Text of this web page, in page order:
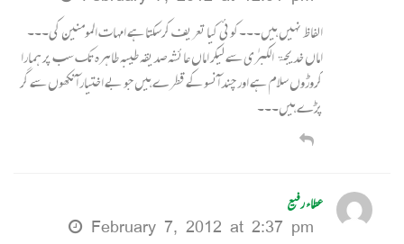
الفاظ نہیں ہیں۔۔۔کوئی کیا تعریف کرسکتا ہے امہات المومنین کی۔۔۔
اماں خدیجۃ الکبرٰی سے لیکر اماں عائشہ صدیقہ طیبہ طاہرہ تک سب پر ہمارا
کروڑوں سلام ہے اور چند آنسو کے قطرے ہیں جو بے اختیار آنکھوں سے گر
پڑے ہیں۔۔۔
عطاء رفیع
February 7, 2012 at 2:37 pm